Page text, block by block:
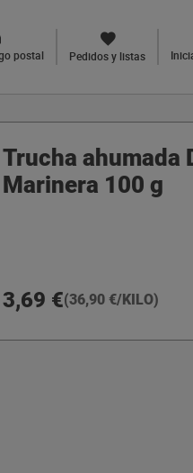
postal Pedidos y listas
Trucha ahumada
Marinera 100 g
3,69 €(36,90 €/KILO)